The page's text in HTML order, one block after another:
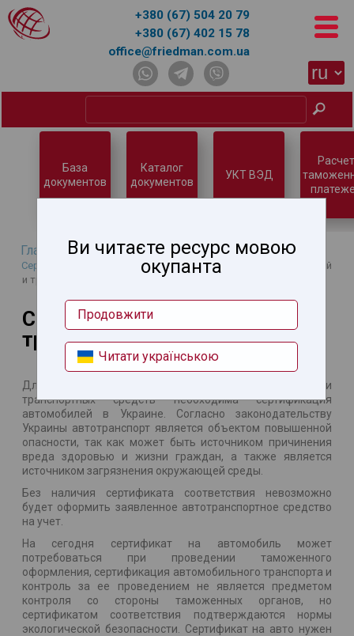
+380 (67) 504 20 79
+380 (67) 402 15 78
office@friedman.com.ua
Главная →База знаний→ Нетарифное регулирование→
Сертификация продукции и услуг→Сертификация автомобилей
и транспортных средств
Сертификация автомобилей и
транспортных средств
Для ввоза на территорию нашей страны и регистрации
транспортных средств необходима сертификация
автомобилей в Украине. Согласно законодательству
Украины автотранспорт является объектом повышенной
опасности, так как может быть источником причинения
вреда здоровью и жизни граждан, а также является
источником загрязнения окружающей среды.
Без наличия сертификата соответствия невозможно
будет оформить заявленное автотранспортное средство
на учет.
На сегодня сертификат на автомобиль может
потребоваться при проведении таможенного
оформления, сертификация автомобильного транспорта и
контроль за ее проведением не является предметом
контроля со стороны таможенных органов, но
сертификатом соответствия подтверждаются нормы
экологической безопасности. Сертификат на авто нужен
База
документов
Каталог
документов
УКТ ВЭД
Расчет
Ви читаєте ресурс мовою
окупанта
Продовжити
Читати українською